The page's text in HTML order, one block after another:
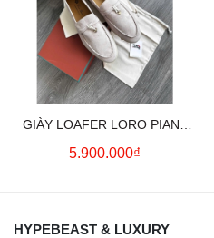
GIÀY LOAFER LORO PIANA
SUMMER CHARMS (CREAM)
5.900.000₫
HYPEBEAST & LUXURY